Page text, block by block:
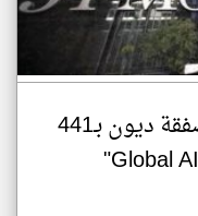
"JPMorgan" يقود صفقة ديون بـ441